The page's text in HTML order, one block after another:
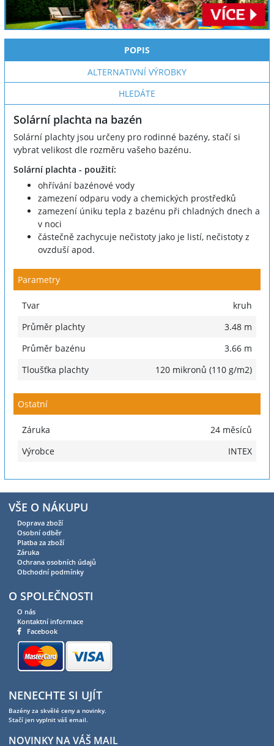
POPIS
ALTERNATIVNÍ VÝROBKY
HLEDÁTE
Solární plachta na bazén
Solární plachty jsou určeny pro rodinné bazény, stačí si
vybrat velikost dle rozměru vašeho bazénu.
Solární plachta - použití:
ohřívání bazénové vody
zamezení odparu vody a chemických prostředků
zamezení úniku tepla z bazénu při chladných dnech a
v noci
částečně zachycuje nečistoty jako je listí, nečistoty z
ovzduší apod.
Parametry
Tvar
kruh
Průměr plachty
3.48 m
Průměr bazénu
3.66 m
Tloušťka plachty
120 mikronů (110 g/m2)
Ostatní
Záruka
24 měsíců
Výrobce
INTEX
VŠE O NÁKUPU
Doprava zboží
Osobní odběr
Platba za zboží
Záruka
Ochrana osobních údajů
Obchodní podmínky
O SPOLEČNOSTI
O nás
Kontaktní informace
Facebook
NENECHTE SI UJÍT
Bazény za skvělé ceny a novinky.
Stačí jen vyplnit váš email.
NOVINKY NA VÁŠ MAIL